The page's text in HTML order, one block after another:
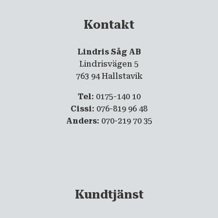
Kontakt
Lindris Såg AB
Lindrisvägen 5
763 94 Hallstavik
Tel: 0175-140 10
Cissi: 076-819 96 48
Anders: 070-219 70 35
Kundtjänst